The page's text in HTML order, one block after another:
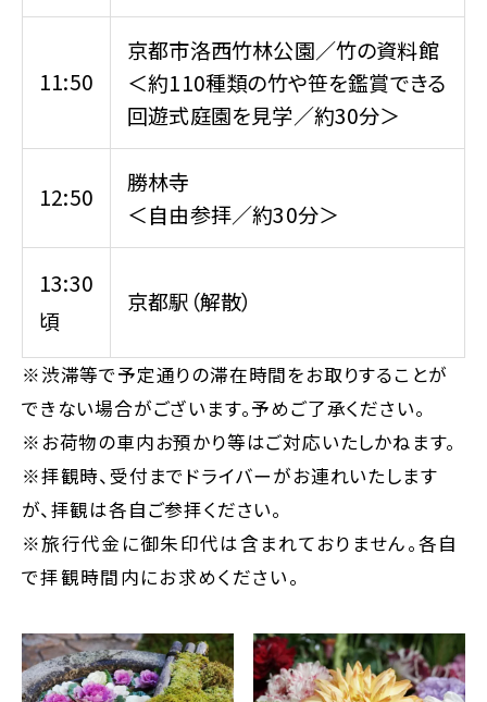
11:50
京都市洛西竹林公園／竹の資料館
＜約110種類の竹や笹を鑑賞できる
回遊式庭園を見学／約30分＞
12:50
勝林寺
＜自由参拝／約30分＞
13:30
頃
京都駅（解散）
※渋滞等で予定通りの滞在時間をお取りすることが
できない場合がございます。予めご了承ください。
※お荷物の車内お預かり等はご対応いたしかねます。
※拝観時、受付までドライバーがお連れいたします
が、拝観は各自ご参拝ください。
※旅行代金に御朱印代は含まれておりません。各自
で拝観時間内にお求めください。